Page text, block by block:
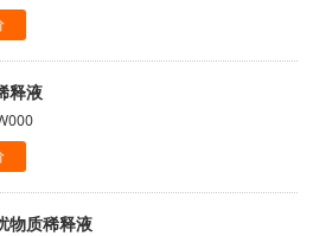
释液
物质稀释液